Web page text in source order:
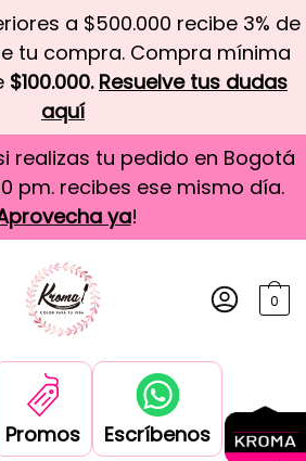
a $500.000 recibe 3% de
tu compra. Compra mínima
$100.000. Resuelve tus dudas
aquí
realizas tu pedido en Bogotá
pm. recibes ese mismo día.
ya!
0
Promos Escríbenos